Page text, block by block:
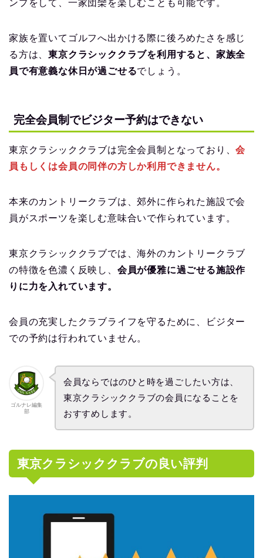
ンプをして、一家団欒を楽しむことも可能です。
家族を置いてゴルフへ出かける際に後ろめたさを感じ
る方は、東京クラシッククラブを利用すると、家族全
員で有意義な休日が過ごせるでしょう。
完全会員制でビジター予約はできない
東京クラシッククラブは完全会員制となっており、会
員もしくは会員の同伴の方しか利用できません。
本来のカントリークラブは、郊外に作られた施設で会
員がスポーツを楽しむ意味合いで作られています。
東京クラシッククラブでは、海外のカントリークラブ
の特徴を色濃く反映し、 会員が優雅に過ごせる施設作
りに力を入れています。
会員の充実したクラブライフを守るために、ビジター
での予約は行われていません。
ゴルナレ編集
部
会員ならではのひと時を過ごしたい方は、
東京クラシッククラブの会員になることを
おすすめします。
東京クラシッククラブの良い評判